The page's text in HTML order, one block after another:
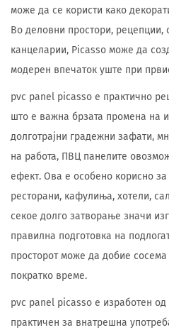
може да се користи како
Во деловни простори, рецепции,
канцеларии, Picasso може да
модерен впечаток уште при
pvc panel picasso е практично
што е важна брзата промена на
долготрајни градежни зафати,
на работа, ПВЦ панелите
ефект. Ова е особено корисно
ресторани, кафулиња, хотели,
секое долго затворање значи
правилна подготовка на
просторот може да добие
пократко време.
pvc panel picasso е изработен
практичен за внатрешна